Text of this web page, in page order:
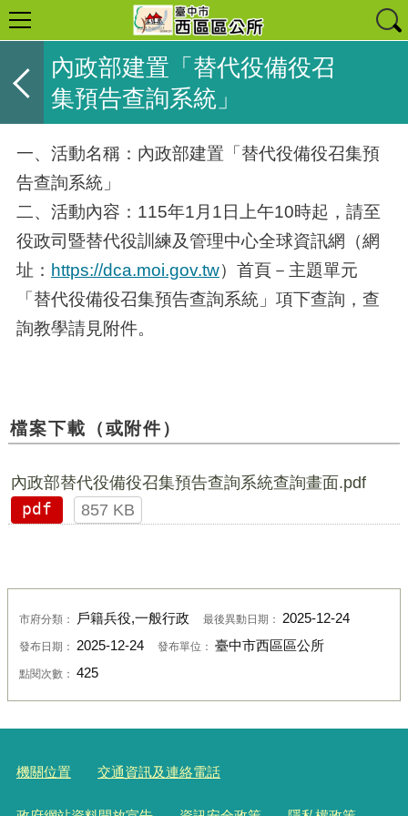
內政部建置「替代役備役召
集預告查詢系統」
一、活動名稱：內政部建置「替代役備役召集預
告查詢系統」
二、活動內容：115年1月1日上午10時起，請至
役政司暨替代役訓練及管理中心全球資訊網（網
址： https://dca.moi.gov.tw）首頁－主題單元
「替代役備役召集預告查詢系統」項下查詢，查
詢教學請見附件。
檔案下載（或附件）
內政部替代役備役召集預告查詢系統查詢畫面.pdf
pdf
857 KB
市府分類： 戶籍兵役,一般行政 最後異動日期： 2025-12-24
發布日期： 2025-12-24 發布單位： 臺中市西區區公所
點閱次數： 425
機關位置 交通資訊及連絡電話